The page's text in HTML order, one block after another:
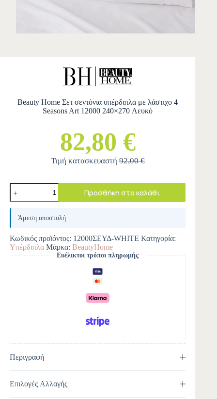
Beauty Home Σετ σεντόνια υπέρδιπλα με λάστιχο 4
Seasons Art 12000 240×270 Λευκό
82,80 €
Τιμή κατασκευαστή92,00 €
Προσθήκη στο καλάθι
A
e
r
n
a
t
i
v
e
:
Άμεση αποστολή
Κωδικός προϊόντος: 12000ΣΕΥΔ-WHITE Κατηγορία:
Υπέρδιπλα Μάρκα: BeautyHome
Ευέλικτοι τρόποι πληρωμής
Περιγραφή
Επιλογές Αλλαγής